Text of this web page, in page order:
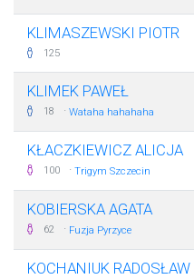
KLIMASZEWSKI PIOTR
125
KLIMEK PAWEŁ
18 · Wataha hahahaha
KŁACZKIEWICZ ALICJA
100 · Trigym Szczecin
KOBIERSKA AGATA
62 · Fuzja Pyrzyce
KOCHANIUK RADOSŁAW